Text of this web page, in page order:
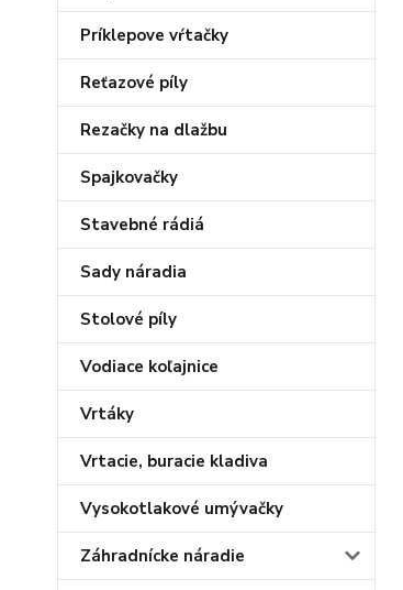
Príklepove vŕtačky
Reťazové píly
Rezačky na dlažbu
Spajkovačky
Stavebné rádiá
Sady náradia
Stolové píly
Vodiace koľajnice
Vrtáky
Vrtacie, buracie kladiva
Vysokotlakové umývačky
Záhradnícke náradie